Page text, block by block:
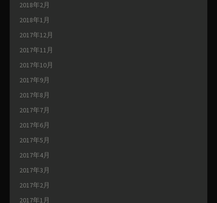
2018年2月
2018年1月
2017年12月
2017年11月
2017年10月
2017年9月
2017年8月
2017年7月
2017年6月
2017年5月
2017年4月
2017年3月
2017年2月
2017年1月